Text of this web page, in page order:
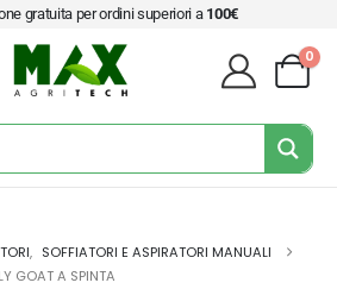
gratuita per ordini superiori a 100€
0
, SOFFIATORI E ASPIRATORI MANUALI
GOAT A SPINTA